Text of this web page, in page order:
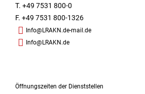
T. +49 7531 800-0
F. +49 7531 800-1326
Info@LRAKN.de-mail.de
Info@LRAKN.de
Öffnungszeiten der Dienststellen